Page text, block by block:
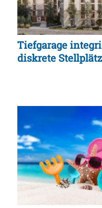
Tiefgarage
diskrete